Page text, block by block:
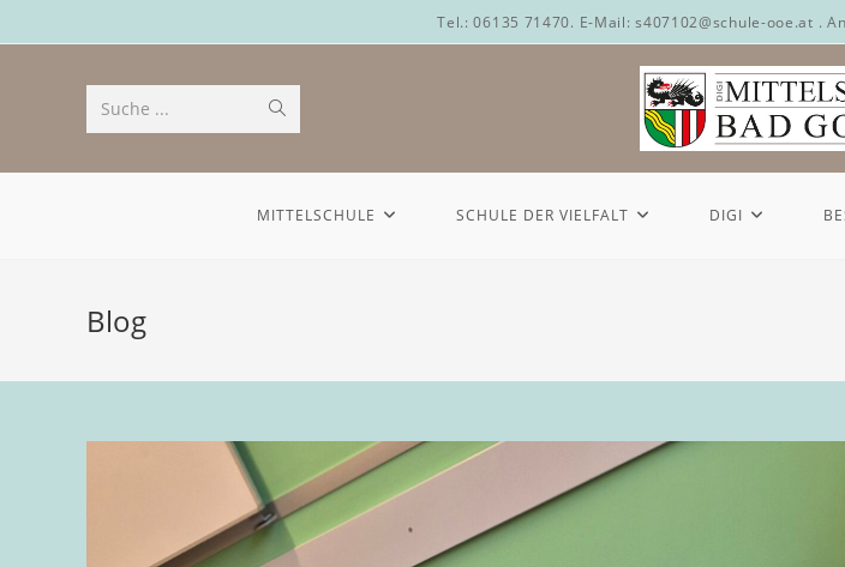
Tel.: 06135 71470. E-Mail: s407102@schule-ooe.at .
Suche ...
MITTELSCHULE SCHULE DER VIELFALT DIGI
Blog